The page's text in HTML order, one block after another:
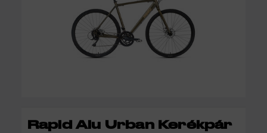
RÉSZLETEK
Rapid Alu Urban Kerékpár